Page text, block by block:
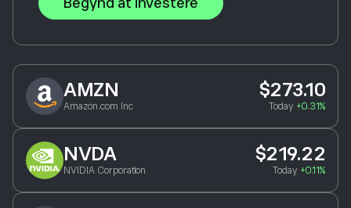
AMZN
Amazon.com Inc
$273.10
Today +0.31%
NVDA
NVIDIA Corporation
$219.22
Today +0.11%